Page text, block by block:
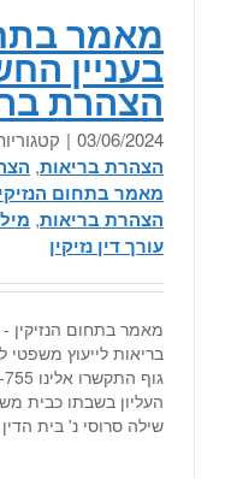
מאמר
בעניין
הצהרת
03/06/2024
|
הצהרת בריאות,
מאמר בתחום
הצהרת בריאות,
עורך דין נזיקין
מאמר בתחום הנזיקין
בריאות לייעוץ משפטי
שילה סרוסי נ' בית